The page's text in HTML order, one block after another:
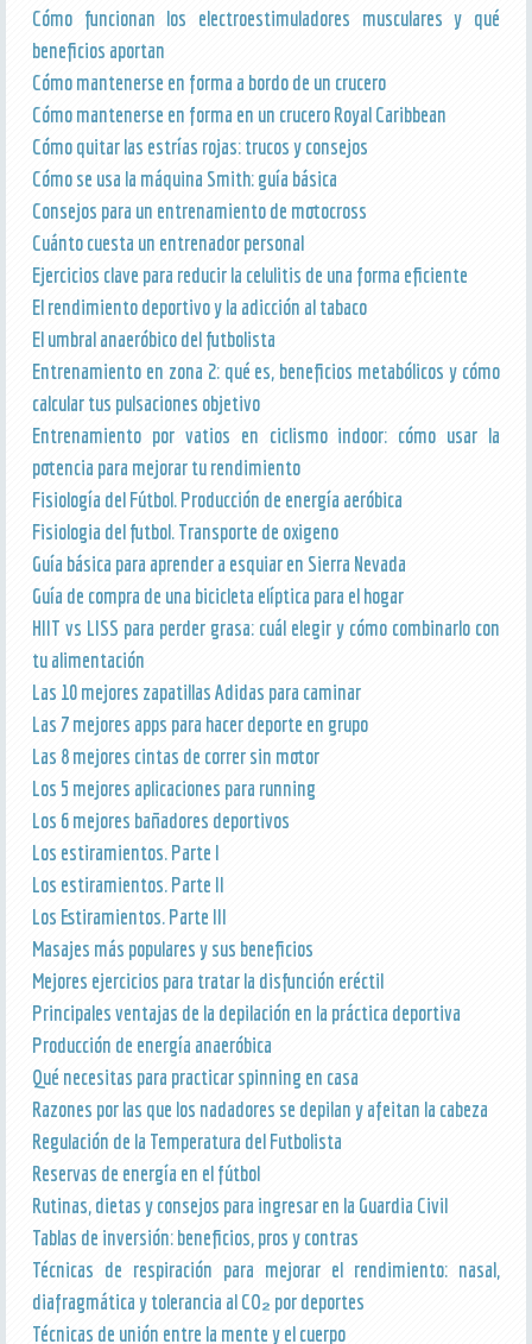
Cómo funcionan los electroestimuladores musculares y qué
beneficios aportan
Cómo mantenerse en forma a bordo de un crucero
Cómo mantenerse en forma en un crucero Royal Caribbean
Cómo quitar las estrías rojas: trucos y consejos
Cómo se usa la máquina Smith: guía básica
Consejos para un entrenamiento de motocross
Cuánto cuesta un entrenador personal
Ejercicios clave para reducir la celulitis de una forma eficiente
El rendimiento deportivo y la adicción al tabaco
El umbral anaeróbico del futbolista
Entrenamiento en zona 2: qué es, beneficios metabólicos y cómo
calcular tus pulsaciones objetivo
Entrenamiento por vatios en ciclismo indoor: cómo usar la
potencia para mejorar tu rendimiento
Fisiología del Fútbol. Producción de energía aeróbica
Fisiologia del futbol. Transporte de oxigeno
Guía básica para aprender a esquiar en Sierra Nevada
Guía de compra de una bicicleta elíptica para el hogar
HIIT vs LISS para perder grasa: cuál elegir y cómo combinarlo con
tu alimentación
Las 10 mejores zapatillas Adidas para caminar
Las 7 mejores apps para hacer deporte en grupo
Las 8 mejores cintas de correr sin motor
Los 5 mejores aplicaciones para running
Los 6 mejores bañadores deportivos
Los estiramientos. Parte I
Los estiramientos. Parte II
Los Estiramientos. Parte III
Masajes más populares y sus beneficios
Mejores ejercicios para tratar la disfunción eréctil
Principales ventajas de la depilación en la práctica deportiva
Producción de energía anaeróbica
Qué necesitas para practicar spinning en casa
Razones por las que los nadadores se depilan y afeitan la cabeza
Regulación de la Temperatura del Futbolista
Reservas de energía en el fútbol
Rutinas, dietas y consejos para ingresar en la Guardia Civil
Tablas de inversión: beneficios, pros y contras
Técnicas de respiración para mejorar el rendimiento: nasal,
diafragmática y tolerancia al CO₂ por deportes
Técnicas de unión entre la mente y el cuerpo